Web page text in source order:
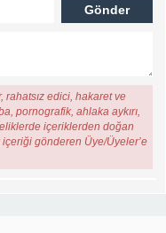
rahatsız edici, hakaret ve
pornografik, ahlaka aykırı,
içeriklerden doğan
gönderen Üye/Üyeler’e